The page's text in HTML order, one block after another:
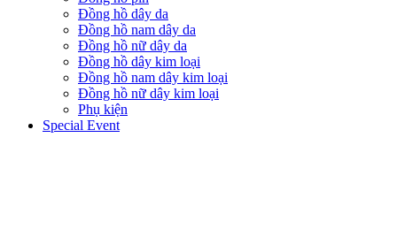
Đồng hồ dây da
Đồng hồ nam dây da
Đồng hồ nữ dây da
Đồng hồ dây kim loại
Đồng hồ nam dây kim loại
Đồng hồ nữ dây kim loại
Phụ kiện
Special Event